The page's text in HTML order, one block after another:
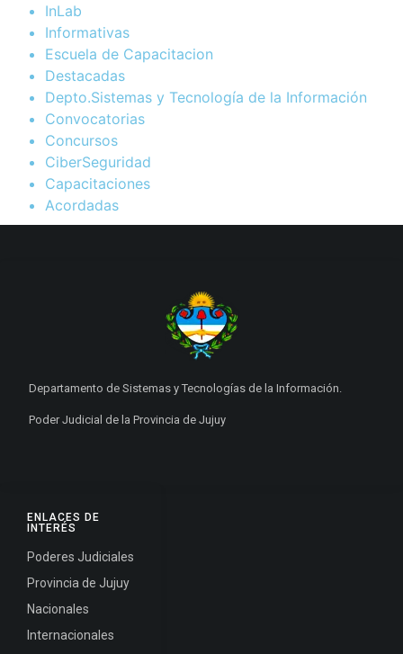
InLab
Informativas
Escuela de Capacitacion
Destacadas
Depto.Sistemas y Tecnología de la Información
Convocatorias
Concursos
CiberSeguridad
Capacitaciones
Acordadas
ENLACES DE
INTERÉS
Poderes Judiciales
Provincia de Jujuy
Nacionales
Internacionales
Departamento de Sistemas y Tecnologías de la Información.
Poder Judicial de la Provincia de Jujuy